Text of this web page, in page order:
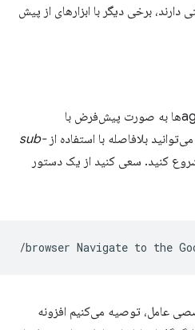
برخی دیگر با ابزارهای از پیش
بلافاصله با استفاده ازsub-
شروع کنید. سعی کنید از یک دستور
/browser Navigate to the
عامل، توصیه می‌کنیم افزونه